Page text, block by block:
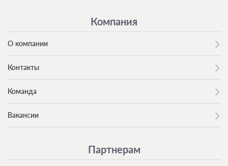
Компания
О компании
Контакты
Команда
Вакансии
Партнерам